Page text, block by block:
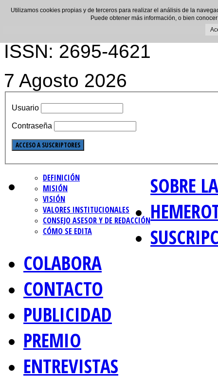
ISSN: 2695-4621
7 Agosto 2026
Usuario
Contraseña
SOBRE
DEFINICIÓN
MISIÓN
VISIÓN
VALORES INSTITUCIONALES
CONSEJO ASESOR Y DE REDACCIÓN
CÓMO SE EDITA
COLABORA
CONTACTO
PUBLICIDAD
PREMIO
ENTREVISTAS
Utilizamos cookies propias y de terceros para realizar el análisis de la
Puede obtener más información, o bien